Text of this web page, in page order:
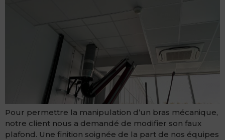
Pour permettre la manipulation d’un bras mécanique,
notre client nous a demandé de modifier son faux
plafond. Une finition soignée de la part de nos équipes